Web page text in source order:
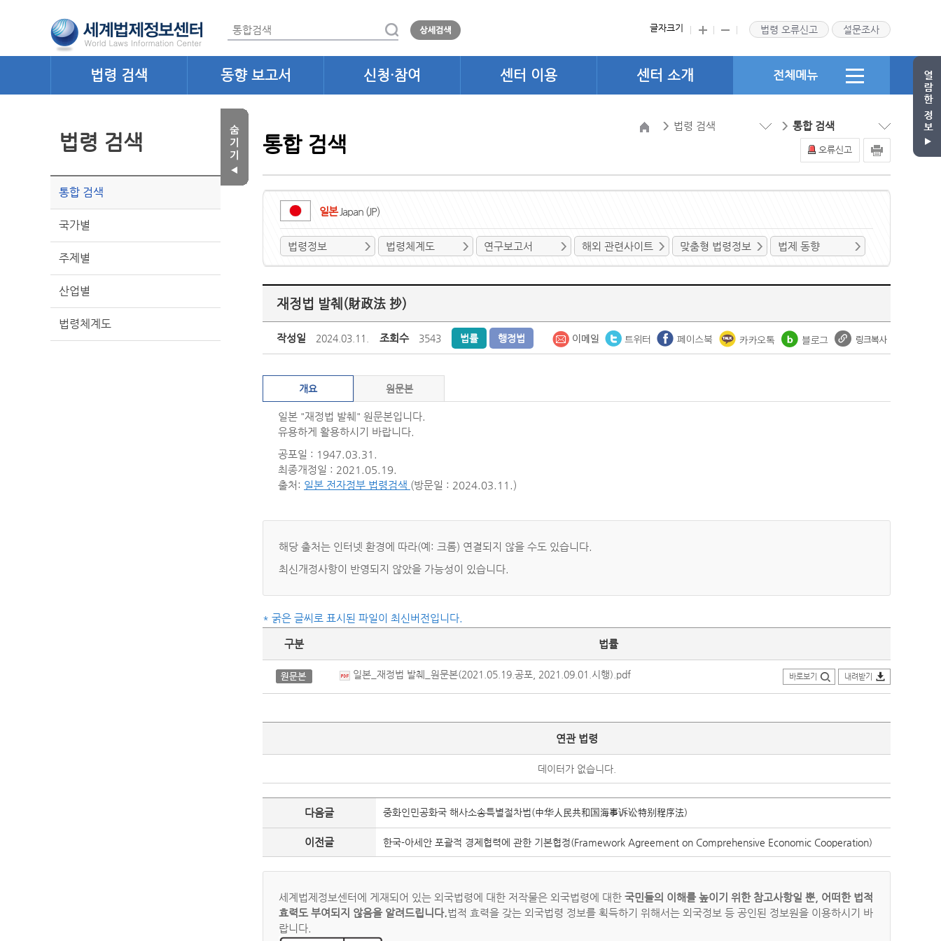
글자크기 법령 오류신고 설문조사
법령 검색 동향 보고서 신청·참여 센터 이용 센터 소개 전체메뉴
법령 검색
통합 검색
국가별
주제별
산업별
법령체계도
법령 검색 통합 검색
오류신고
통합 검색
일본Japan (JP)
법령정보 법령체계도 연구보고서 해외 관련사이트 맞춤형 법령정보 법제 동향
재정법 발췌(財政法 抄)
작성일 2024.03.11. 조회수 3543 법률 행정법
개요 원문본
일본 "재정법 발췌" 원문본입니다.
유용하게 활용하시기 바랍니다.
공포일 : 1947.03.31.
최종개정일 : 2021.05.19.
출처: 일본 전자정부 법령검색 (방문일 : 2024.03.11.)
해당 출처는 인터넷 환경에 따라(예: 크롬) 연결되지 않을 수도 있습니다.
최신개정사항이 반영되지 않았을 가능성이 있습니다.
* 굵은 글씨로 표시된 파일이 최신버전입니다.
구분 법률
일본_재정법 발췌_원문본(2021.05.19.공포, 2021.09.01.시행).pdf 바로보기 내려받기
연관 법령
데이터가 없습니다.
다음글 중화인민공화국 해사소송특별절차법(中华人民共和国海事诉讼特别程序法)
이전글 한국-아세안 포괄적 경제협력에 관한 기본협정(Framework Agreement on Comprehensive Economic Cooperation)
세계법제정보센터에 게재되어 있는 외국법령에 대한 저작물은 외국법령에 대한 국민들의 이해를 높이기 위한 참고사항일 뿐, 어떠한 법적
효력도 부여되지 않음을 알려드립니다.법적 효력을 갖는 외국법령 정보를 획득하기 위해서는 외국정보 등 공인된 정보원을 이용하시기 바
랍니다.